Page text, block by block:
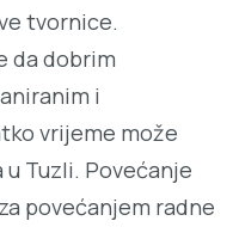
tvornice.
da dobrim
i
vrijeme može
Tuzli. Povećanje
povećanjem radne